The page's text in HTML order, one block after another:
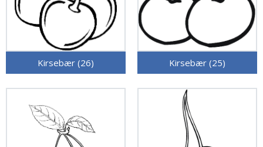
Kirsebær (26) Kirsebær (25)